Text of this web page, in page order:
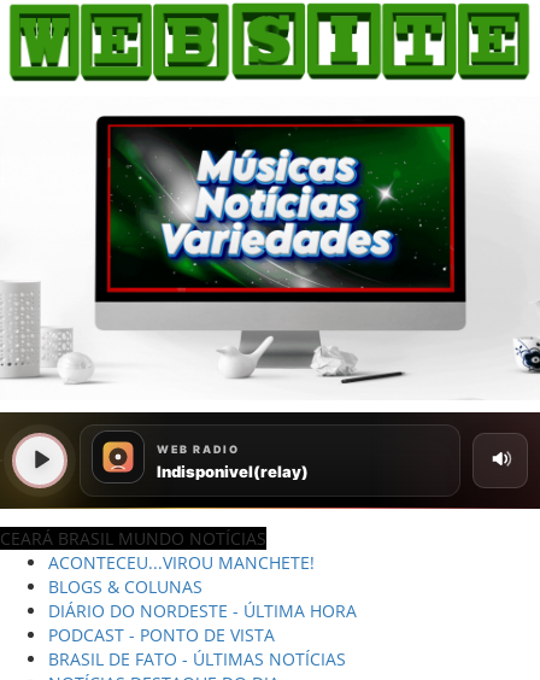
CEARÁ BRASIL MUNDO NOTÍCIAS
ACONTECEU...VIROU MANCHETE!
BLOGS & COLUNAS
DIÁRIO DO NORDESTE - ÚLTIMA HORA
PODCAST - PONTO DE VISTA
BRASIL DE FATO - ÚLTIMAS NOTÍCIAS